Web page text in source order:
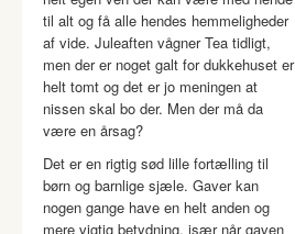
til alt og få alle hendes hemmeligheder
af vide. Juleaften vågner Tea tidligt,
men der er noget galt for dukkehuset er
helt tomt og det er jo meningen at
nissen skal bo der. Men der må da
være en årsag?
Det er en rigtig sød lille fortælling til
børn og barnlige sjæle. Gaver kan
nogen gange have en helt anden og
mere vigtig betydning, især når gaven